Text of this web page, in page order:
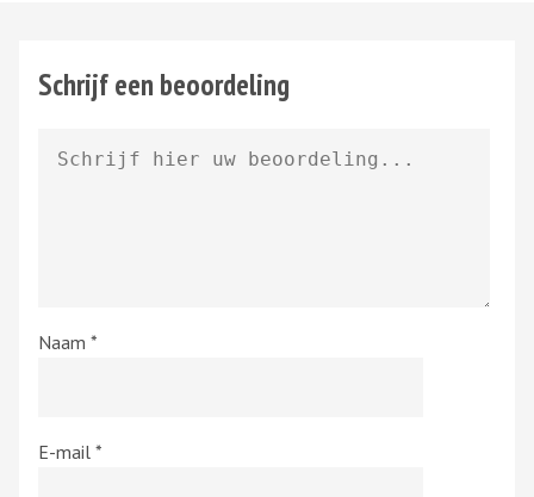
Schrijf een beoordeling
Naam *
E-mail *